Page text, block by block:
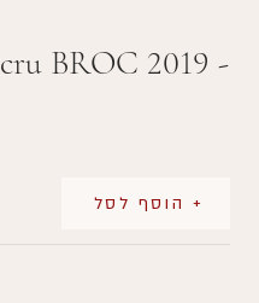
cru BROC 2019 -
+ הוסף לסל